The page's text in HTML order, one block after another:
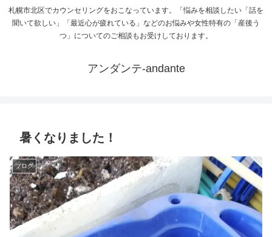
札幌市北区でカウンセリングをおこなっています。「悩みを相談したい「話を
聞いて欲しい」「最近心が疲れている」などのお悩みや女性特有の「産後う
つ」についてのご相談もお受けしております。
アンダンテ-andante
暑くなりました！
ブログ